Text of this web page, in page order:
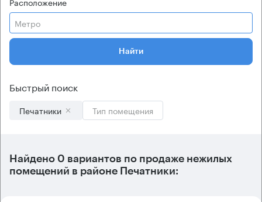
Метро
Найти
Быстрый поиск
Печатники Тип помещения
Найдено 0 вариантов по продаже нежилых
помещений в районе Печатники: